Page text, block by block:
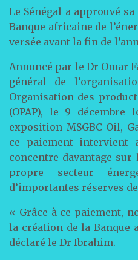
Le Sénégal a approuvé
Banque africaine de
versée avant la fin de
Annoncé par le Dr Omar
général de
Organisation des
(OPAP), le 9
exposition MSGBC Oil,
ce paiement intervient
concentre davantage sur
propre secteur
d’importantes réserves
« Grâce à ce paiement,
la création de la Banque
déclaré le Dr Ibrahim.